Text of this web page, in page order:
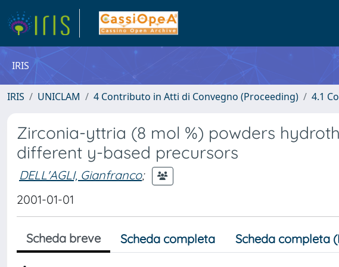
IRIS
IRIS UNICLAM 4 Contributo in Atti di Convegno (Proceeding) 4.1
Zirconia-yttria (8 mol %) powders
different y-based precursors
DELL'AGLI, Gianfranco;
2001-01-01
Scheda breve Scheda completa Scheda completa